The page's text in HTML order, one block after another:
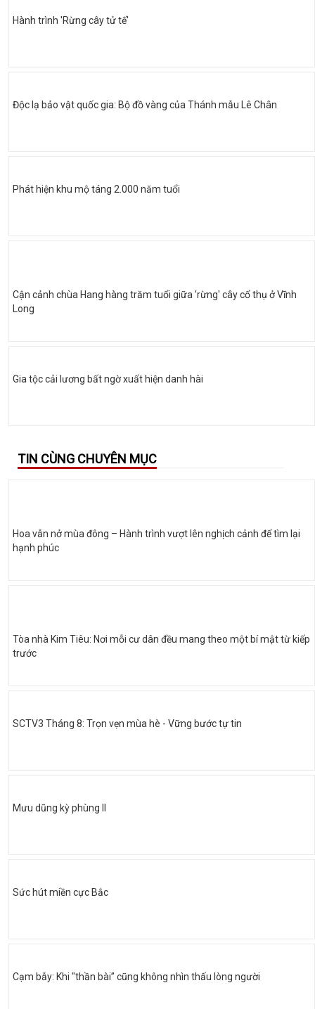
Hành trình 'Rừng cây tử tế'
Độc lạ bảo vật quốc gia: Bộ đồ vàng của Thánh mẫu Lê Chân
Phát hiện khu mộ táng 2.000 năm tuổi
Cận cảnh chùa Hang hàng trăm tuổi giữa 'rừng' cây cổ thụ ở Vĩnh
Long
Gia tộc cải lương bất ngờ xuất hiện danh hài
TIN CÙNG CHUYÊN MỤC
Hoa vẫn nở mùa đông – Hành trình vượt lên nghịch cảnh để tìm lại
hạnh phúc
Tòa nhà Kim Tiêu: Nơi mỗi cư dân đều mang theo một bí mật từ kiếp
trước
SCTV3 Tháng 8: Trọn vẹn mùa hè - Vững bước tự tin
Mưu dũng kỳ phùng II
Sức hút miền cực Bắc
Cạm bẫy: Khi "thần bài” cũng không nhìn thấu lòng người